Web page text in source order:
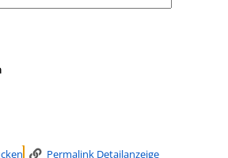
Medienart nach der Sie
Permalink Detailanzeige